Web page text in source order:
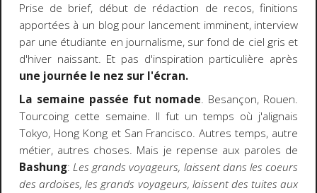
Prise de brief, début de rédaction de recos, finitions
apportées à un blog pour lancement imminent, interview
par une étudiante en journalisme, sur fond de ciel gris et
d'hiver naissant. Et pas d'inspiration particulière après
une journée le nez sur l'écran.
La semaine passée fut nomade. Besançon, Rouen.
Tourcoing cette semaine. Il fut un temps où j'alignais
Tokyo, Hong Kong et San Francisco. Autres temps, autre
métier, autres choses. Mais je repense aux paroles de
Bashung:Les grands voyageurs, laissent dans les coeurs
des ardoises, les grands voyageurs, laissent des tuites aux